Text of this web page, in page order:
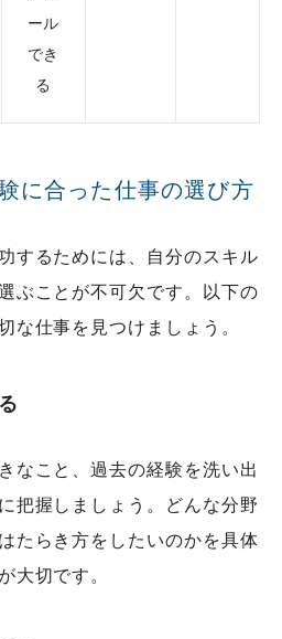
ール
でき
る
に合った仕事の選び方
するためには、自分のスキル
ぶことが不可欠です。以下の
な仕事を見つけましょう。
なこと、過去の経験を洗い出
把握しましょう。どんな分野
たらき方をしたいのかを具体
大切です。